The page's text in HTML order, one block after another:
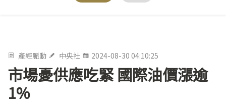
產經脈動 中央社 2024-08-30 04:10:25
市場憂供應吃緊 國際油價漲逾
1%